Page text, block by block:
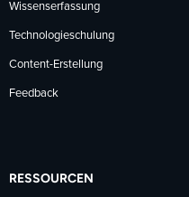
Wissenserfassung
Technologieschulung
Content-Erstellung
Feedback
RESSOURCEN